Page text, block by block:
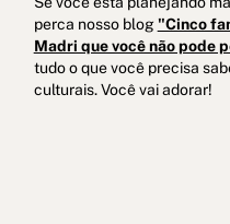
perca nosso blog"Cinco
Madri que você não pode
tudo o que você precisa
culturais. Você vai adorar!